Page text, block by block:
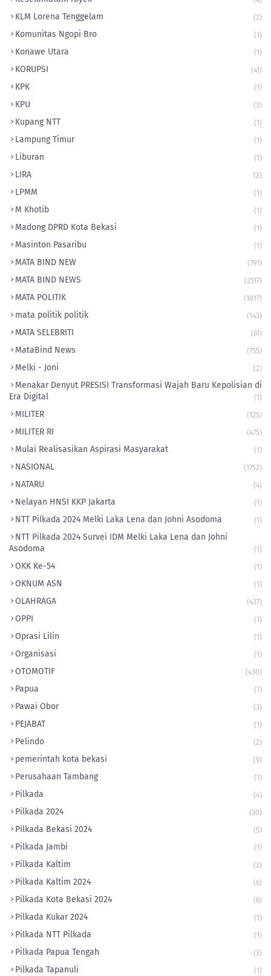
KLM Lorena Tenggelam (2)
Komunitas Ngopi Bro (1)
Konawe Utara (1)
KORUPSI (41)
KPK (1)
KPU (3)
Kupang NTT (1)
Lampung Timur (1)
Liburan (1)
LIRA (2)
LPMM (1)
M Khotib (1)
Madong DPRD Kota Bekasi (1)
Masinton Pasaribu (1)
MATA BIND NEW (791)
MATA BIND NEWS (2517)
MATA POLITIK (1817)
mata politik politik (143)
MATA SELEBRITI (61)
MataBind News (755)
Melki - Joni (2)
​Menakar Denyut PRESISI Transformasi Wajah Baru Kepolisian di
Era Digital
(1)
MILITER (125)
MILITER RI (475)
Mulai Realisasikan Aspirasi Masyarakat (1)
NASIONAL (1752)
NATARU (4)
Nelayan HNSI KKP Jakarta (1)
NTT Pilkada 2024 Melki Laka Lena dan Johni Asodoma (1)
NTT Pilkada 2024 Survei IDM Melki Laka Lena dan Johni
Asodoma
(1)
OKK Ke-54 (1)
OKNUM ASN (1)
OLAHRAGA (437)
OPPI (1)
Oprasi Lilin (1)
Organisasi (1)
OTOMOTIF (430)
Papua (1)
Pawai Obor (3)
PEJABAT (1)
Pelindo (2)
pemerintah kota bekasi (9)
Perusahaan Tambang (1)
Pilkada (4)
Pilkada 2024 (30)
Pilkada Bekasi 2024 (5)
Pilkada Jambi (1)
Pilkada Kaltim (2)
Pilkada Kaltim 2024 (6)
Pilkada Kota Bekasi 2024 (6)
Pilkada Kukar 2024 (1)
Pilkada NTT Pilkada (1)
Pilkada Papua Tengah (3)
Pilkada Tapanuli (1)